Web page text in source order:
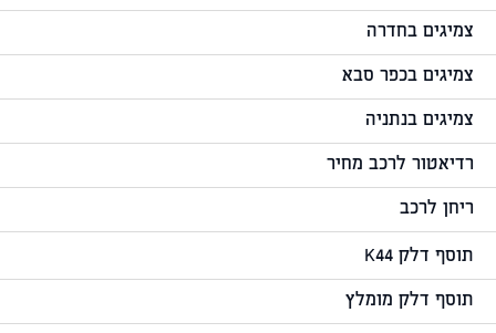
צמיגים בחדרה
צמיגים בכפר סבא
צמיגים בנתניה
רדיאטור לרכב מחיר
ריחן לרכב
תוסף דלק K44
תוסף דלק מומלץ